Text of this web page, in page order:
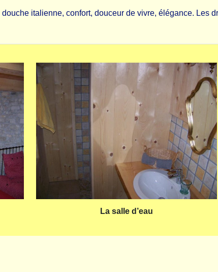
italienne, confort, douceur de vivre, élégance. Les
La salle d’eau